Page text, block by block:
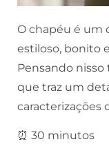
O chapéu é um
estiloso, bonito
Pensando
que traz um
caracterizações
⏰ 30 minutos